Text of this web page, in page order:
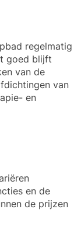
regelmatig
goed blijft
van de
van
en
en de
de prijzen